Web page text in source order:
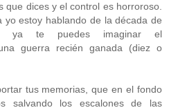
que dices y el control es horroroso.
yo estoy hablando de la década de
ya te puedes imaginar el
guerra recién ganada (diez o
tus memorias, que en el fondo
salvando los escalones de las